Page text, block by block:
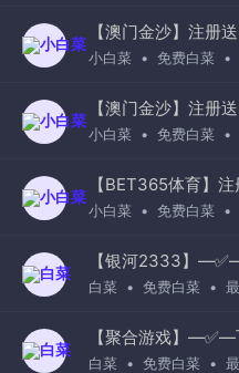
【澳门金沙】注册
小白菜 • 免费白菜 •
【澳门金沙】注册
小白菜 • 免费白菜 •
【BET365体育】
小白菜 • 免费白菜 •
【银河2333】
白菜 • 免费白菜 •
【聚合游戏】
白菜 • 免费白菜 •